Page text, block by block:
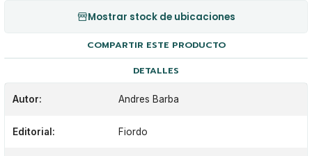
Mostrar stock de ubicaciones
COMPARTIR ESTE PRODUCTO
DETALLES
Autor: Andres Barba
Editorial: Fiordo